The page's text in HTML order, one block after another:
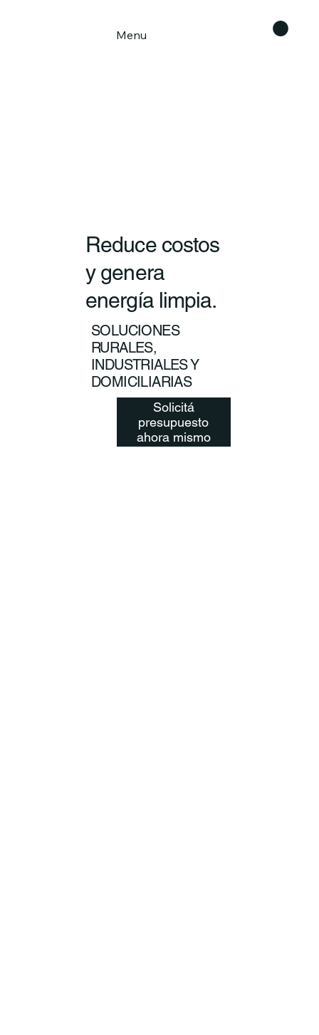
Menu
Reduce costos
y genera
energía limpia.
SOLUCIONES
RURALES,
INDUSTRIALES Y
DOMICILIARIAS
Solicitá
presupuesto
ahora mismo